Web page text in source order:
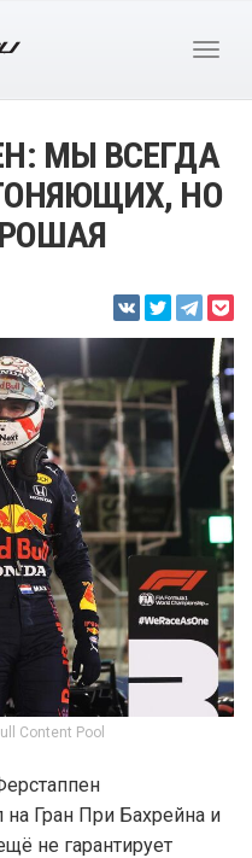
МЫ ВСЕГДА
НО
Content Pool
Гран При Бахрейна и
не гарантирует